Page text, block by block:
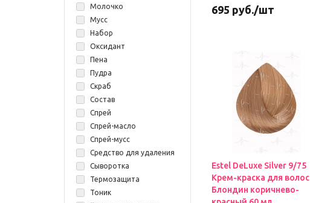
Молочко
Мусс
Набор
Оксидант
Пена
Пудра
Скраб
Состав
Спрей
Спрей-масло
Спрей-мусс
Средство для удаления краски с кожи
Сыворотка
Термозащита
Тоник
695 руб./шт
Estel DeLuxe Silver 9/75
Крем-краска для волос
Блондин коричнево-